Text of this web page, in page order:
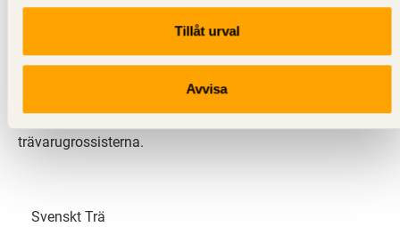
Tillåt urval
Avvisa
Svenskt Trä representerar svensk sågverksindustri
och är en del av branschorganisationen
svensk limträ-, KL-trä- och förpackningsindustri samt
trävarugrossisterna.
Svenskt Trä